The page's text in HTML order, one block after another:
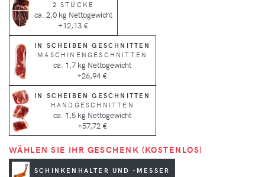
2 STÜCKE
ca. 2,0 kg Nettogewicht
+12,13 €
IN SCHEIBEN GESCHNITTEN
MASCHINENGESCHNITTEN
ca. 1,7 kg Nettogewicht
+26,94 €
IN SCHEIBEN GESCHNITTEN
HANDGESCHNITTEN
ca. 1,5 kg Nettogewicht
+57,72 €
WÄHLEN SIE IHR GESCHENK (KOSTENLOS)
SCHINKENHALTER UND -MESSER